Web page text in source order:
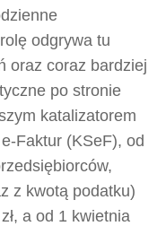
odgrywa tu
oraz coraz bardziej
po stronie
katalizatorem
Faktur (KSeF), od
z kwotą podatku)
a od 1 kwietnia